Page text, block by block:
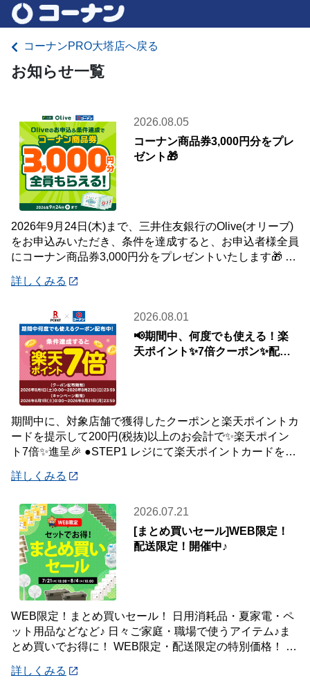
コーナンPRO大塔店へ戻る
お知らせ一覧
2026.08.05
コーナン商品券3,000円分をプレ
ゼント🎁
2026年9月24日(木)まで、三井住友銀行のOlive(オリーブ)
をお申込みいただき、条件を達成すると、お申込者様全員
にコーナン商品券3,000円分をプレゼントいたします🎁 詳
詳しくみる
2026.08.01
📢期間中、何度でも使える！楽
天ポイント✨7倍クーポン✨配布
期間中に、対象店舗で獲得したクーポンと楽天ポイントカ
ードを提示して200円(税抜)以上のお会計で✨楽天ポイン
ト7倍✨進呈🎉 ●STEP1 レジにて楽天ポイントカードを提
詳しくみる
2026.07.21
[まとめ買いセール]WEB限定！
配送限定！開催中♪
WEB限定！まとめ買いセール！ 日用消耗品・夏家電・ペ
ット用品などなど♪ 日々ご家庭・職場で使うアイテム♪ま
とめ買いでお得に！ WEB限定・配送限定の特別価格！ た
詳しくみる